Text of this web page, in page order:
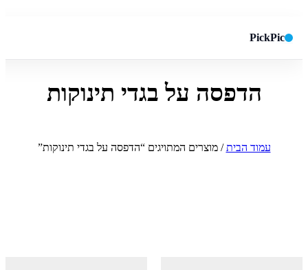
PickPic
חיפוש באתר
חפש
הדפסה על בגדי תינוקות
עמוד הבית/ מוצרים המתויגים “הדפסה על בגדי תינוקות”